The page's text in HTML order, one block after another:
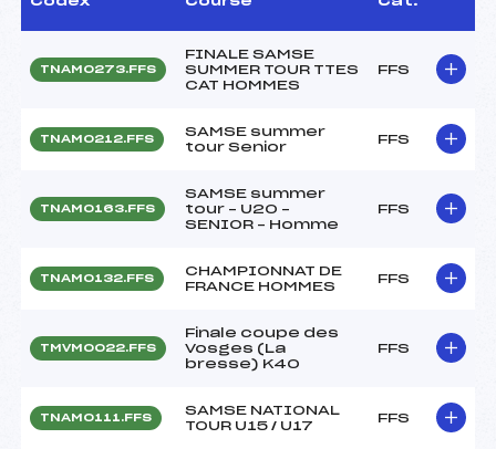
TNAM0273.FFS
FINALE SAMSE
SUMMER TOUR TTES
CAT HOMMES
FFS
TNAM0212.FFS
SAMSE summer
tour Senior
FFS
TNAM0163.FFS
SAMSE summer
tour – U20 –
SENIOR – Homme
FFS
TNAM0132.FFS
CHAMPIONNAT DE
FRANCE HOMMES
FFS
TMVM0022.FFS
Finale coupe des
Vosges (La
bresse) K40
FFS
TNAM0111.FFS
SAMSE NATIONAL
TOUR U15 / U17
FFS